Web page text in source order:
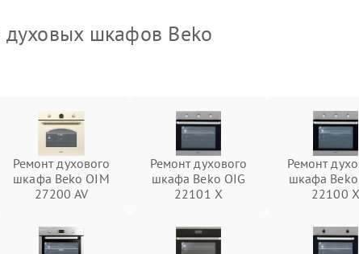
шкафов Beko
Ремонт духового
шкафа Beko OIM
27200 AV
Ремонт духового
шкафа Beko OIG
22101 X
Ремонт
шкафа Beko
22100 X